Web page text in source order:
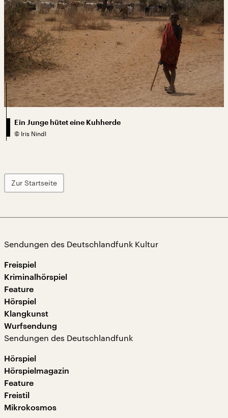
Ein Junge hütet eine Kuhherde
© Iris Nindl
Zur Startseite
Sendungen des Deutschlandfunk Kultur
Freispiel
Kriminalhörspiel
Feature
Hörspiel
Klangkunst
Wurfsendung
Sendungen des Deutschlandfunk
Hörspiel
Hörspielmagazin
Feature
Freistil
Mikrokosmos